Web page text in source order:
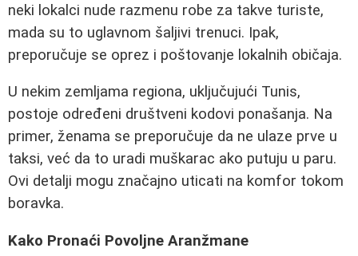
neki lokalci nude razmenu robe za takve turiste,
mada su to uglavnom šaljivi trenuci. Ipak,
preporučuje se oprez i poštovanje lokalnih običaja.
U nekim zemljama regiona, uključujući Tunis,
postoje određeni društveni kodovi ponašanja. Na
primer, ženama se preporučuje da ne ulaze prve u
taksi, već da to uradi muškarac ako putuju u paru.
Ovi detalji mogu značajno uticati na komfor tokom
boravka.
Kako Pronaći Povoljne Aranžmane